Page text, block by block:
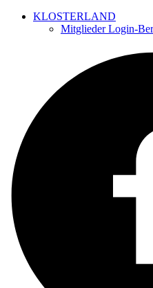
KLOSTERLAND
Mitglieder Login-